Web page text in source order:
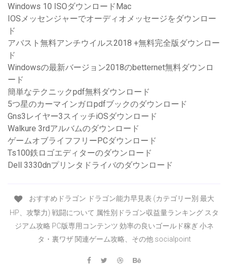
Windows 10 ISOダウンロードMac
IOSメッセンジャーでオーディオメッセージをダウンロー
ド
アバスト無料アンチウイルス2018 +無料完全版ダウンロー
ド
Windowsの最新バージョン2018のbetternet無料ダウンロ
ード
簡単なテクニックpdf無料ダウンロード
5つ星のカーマインガロpdfブックのダウンロード
Gns3レイヤー3スイッチiOSダウンロード
Walkure 3rdアルバムのダウンロード
ゲームオブライフフリーPCダウンロード
Ts100鉄ロゴエディターのダウンロード
Dell 3330dnプリンタドライバのダウンロード
おすすめドラゴン ドラゴン能力早見表 (カテゴリー別 最大
HP、攻撃力) 戦闘について 属性別ドラゴン収益量ランキング スタ
ジアム攻略 PC版専用コンテンツ 効率の良いゴールド稼ぎ 小ネ
タ・裏ワザ 関連ゲーム攻略、その他 socialpoint